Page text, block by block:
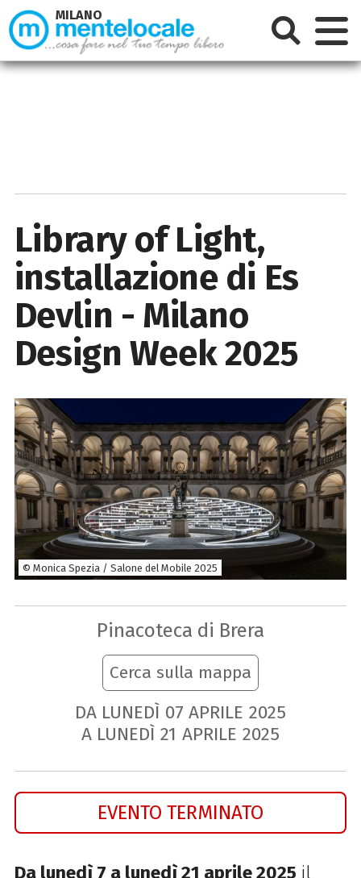
Library of Light,
installazione di Es
Devlin - Milano
Design Week 2025
© Monica Spezia / Salone del Mobile 2025
Pinacoteca di Brera
Cerca sulla mappa
DA LUNEDÌ 07 APRILE 2025
A LUNEDÌ 21 APRILE 2025
EVENTO TERMINATO
Da lunedì 7 a lunedì 21 aprile 2025 il
MILANO